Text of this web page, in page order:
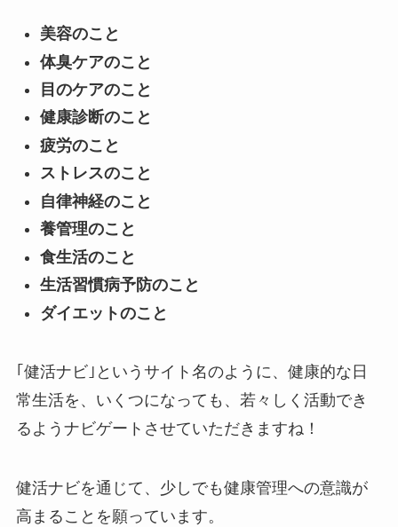
美容のこと
体臭ケアのこと
目のケアのこと
健康診断のこと
疲労のこと
ストレスのこと
自律神経のこと
養管理のこと
食生活のこと
生活習慣病予防のこと
ダイエットのこと
｢健活ナビ｣というサイト名のように、健康的な日
常生活を、いくつになっても、若々しく活動でき
るようナビゲートさせていただきますね！
健活ナビを通じて、少しでも健康管理への意識が
高まることを願っています。